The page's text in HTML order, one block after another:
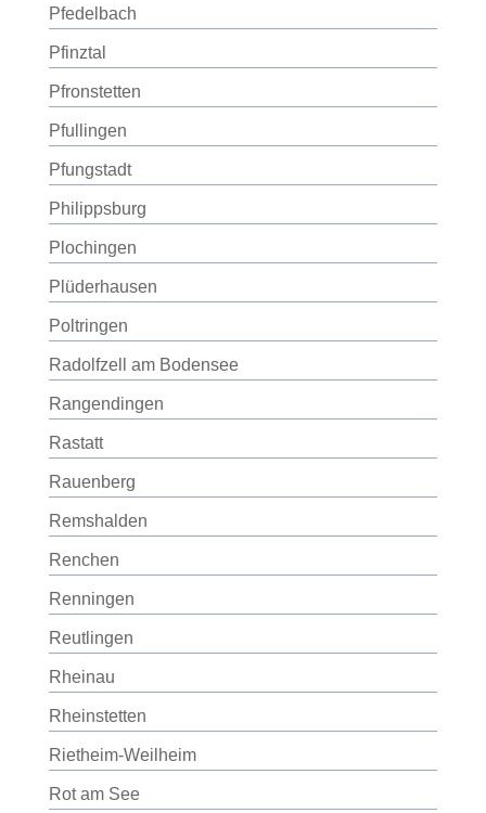
Pfedelbach
Pfinztal
Pfronstetten
Pfullingen
Pfungstadt
Philippsburg
Plochingen
Plüderhausen
Poltringen
Radolfzell am Bodensee
Rangendingen
Rastatt
Rauenberg
Remshalden
Renchen
Renningen
Reutlingen
Rheinau
Rheinstetten
Rietheim-Weilheim
Rot am See